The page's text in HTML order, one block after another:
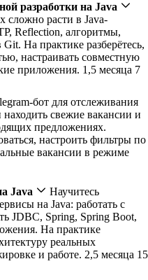
разработки на Java
сложно расти в Java-
Reflection, алгоритмы,
На практике разберётесь,
настраивать совместную
приложения. 1,5 месяца 7
бот для отслеживания
находить свежие вакансии и
предложениях.
настроить фильтры по
вакансии в режиме
Java
Научитесь
на Java: работать с
JDBC, Spring, Spring Boot,
На практике
реальных
и работе. 2,5 месяца 15